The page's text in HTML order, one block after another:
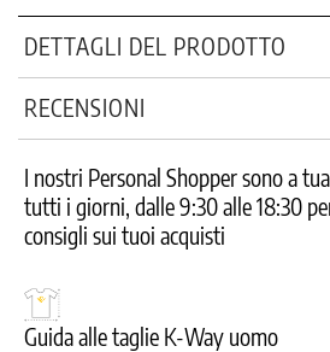
DETTAGLI DEL PRODOTTO
RECENSIONI
I nostri Personal Shopper sono a
tutti i giorni, dalle 9:30 alle 18:30
consigli sui tuoi acquisti
Guida alle taglie K-Way uomo